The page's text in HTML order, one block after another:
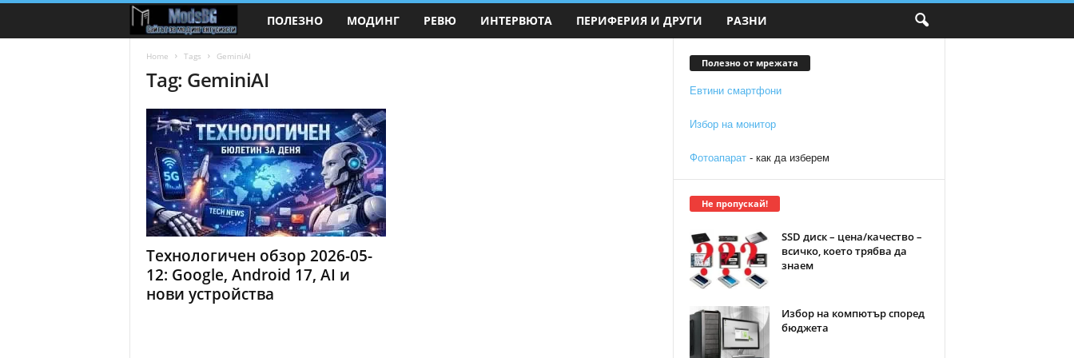
s
B
G
.
c
o
ПОЛЕЗНО МОДИНГ РЕВЮ ИНТЕРВЮТА ПЕРИФЕРИЯ И ДРУГИ РАЗНИ
Home Tags GeminiAI
Tag: GeminiAI
Технологичен обзор 2026-05-
12: Google, Android 17, AI и
нови устройства
Полезно от мрежата
Евтини смартфони
Избор на монитор
Фотоапарат- как да изберем
Не пропускай!
SSD диск – цена/качество –
всичко, което трябва да
знаем
Избор на компютър според
бюджета